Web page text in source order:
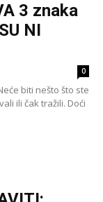
3 znaka
NI
0
biti nešto što ste
ili čak tražili. Doći